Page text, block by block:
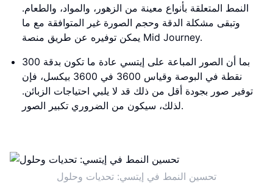
النمط المتعلقة بأنواع معينة من الزهور، والمواد، والطعام.
وتبقى مشكلة الدقة وحجم الصورة غير المتوافقة مع ما
يمكن توفيره عن طريق منصة Mid Journey.
بما أن الصور المباعة على إيتسي عادة ما تكون بدقة 300
نقطة في البوصة وقياس 3600 في 3600 بيكسل، فإن
توفير صور بجودة أقل من ذلك قد لا يلبي احتياجات الزبائن.
لذلك، سيكون من الضروري تكبير الصور.
تحسين النمط في إيتسي: تحديات وحلول